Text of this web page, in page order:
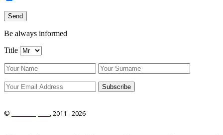
Be always informed
Title
© , 2011 -2026